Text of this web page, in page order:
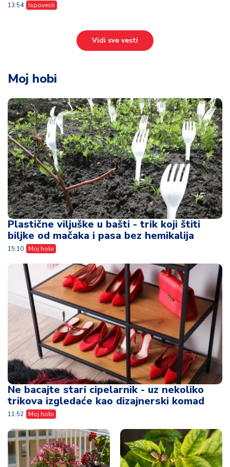
13:54 Ispovesti
Vidi sve vesti
Moj hobi
Plastične viljuške u bašti - trik koji štiti
biljke od mačaka i pasa bez hemikalija
15:10 Moj hobi
Ne bacajte stari cipelarnik - uz nekoliko
trikova izgledaće kao dizajnerski komad
11:52 Moj hobi